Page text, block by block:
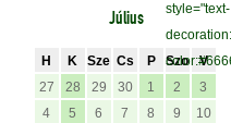
style="text-
Július
H K Sze Cs P Szo
V
27
28 29 30 1 2
3
4
5 6 7 8 9
10